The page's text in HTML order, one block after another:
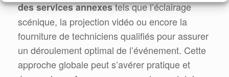
des services annexestels que l’éclairage
scénique, la projection vidéo ou encore la
fourniture de techniciens qualifiés pour assurer
un déroulement optimal de l’événement. Cette
approche globale peut s’avérer pratique et